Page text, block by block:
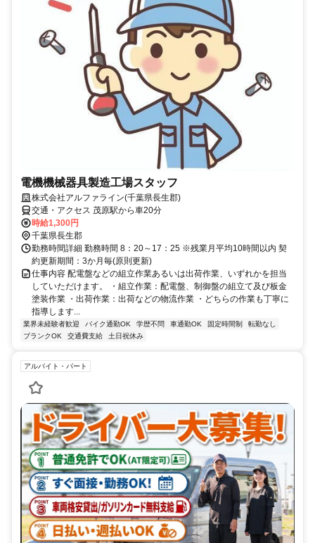
電機機械器具製造工場スタッフ
株式会社アルファライン(千葉県長生郡)
交通・アクセス 茂原駅から車20分
時給1,300円
千葉県長生郡
勤務時間詳細 勤務時間 8：20～17：25 ※残業月平均10時間以内 契
約更新期間：3か月毎(原則更新)
仕事内容 配電盤などの組立作業あるいは出荷作業、いずれかを担当
していただけます。 ・組立作業：配電盤、制御盤の組立て及び板金
塗装作業 ・出荷作業：出荷などの物流作業 ・どちらの作業も丁寧に
指導します...
業界未経験者歓迎 バイク通勤OK 学歴不問 車通勤OK 固定時間制
転勤なし
ブランクOK
交通費支給 土日祝休み
アルバイト・パート